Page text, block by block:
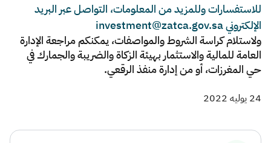
للاستفسارات وللمزيد من المعلومات، التواصل عبر البريد
الإلكتروني investment@zatca.gov.sa
ولاستلام كراسة الشروط والمواصفات، يمكنكم مراجعة الإدارة
العامة للمالية والاستثمار بهيئة الزكاة والضريبة والجمارك في
حي المغرزات، أو من إدارة منفذ الرقعي.​
24 يوليه 2022